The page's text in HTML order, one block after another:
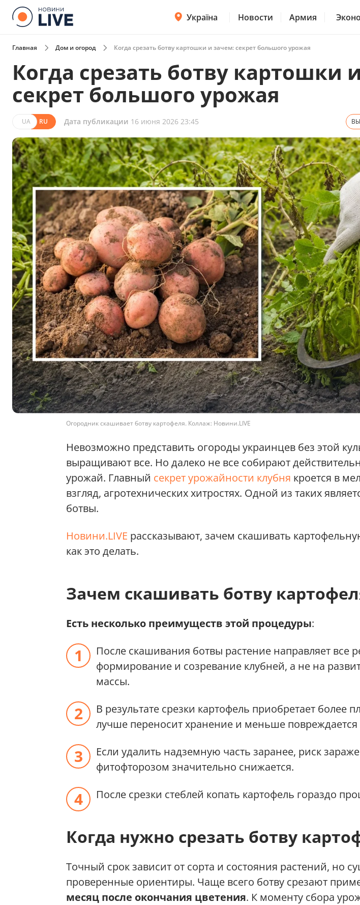
Україна Новости Армия
Главная Дом и огород Когда срезать ботву картошки и зачем: секрет большого урожая
Когда срезать ботву картошки
секрет большого урожая
UA RU Дата публикации 16 июня 2026 23:45
Огородник скашивает ботву картофеля. Коллаж: Новини.LIVE
Невозможно представить огороды украинцев без этой
выращивают все. Но далеко не все собирают
урожай. Главный секрет урожайности клубня кроется в
взгляд, агротехнических хитростях. Одной из таких
ботвы.
Новини.LIVE рассказывают, зачем скашивать
как это делать.
Зачем скашивать ботву
Есть несколько преимуществ этой процедуры:
После скашивания ботвы растение направляет все
формирование и созревание клубней, а не на
массы.
В результате срезки картофель приобретает более
лучше переносит хранение и меньше повреждается
Если удалить надземную часть заранее, риск
фитофторозом значительно снижается.
После срезки стеблей копать картофель гораздо
Когда нужно срезать ботву
Точный срок зависит от сорта и состояния растений, но
проверенные ориентиры. Чаще всего ботву срезают
месяц после окончания цветения. К моменту сбора